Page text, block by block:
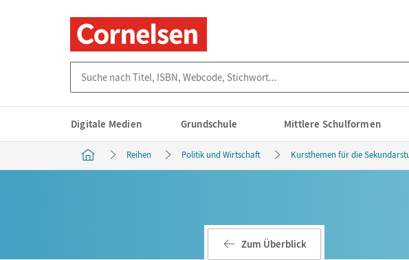
Digitale Medien Grundschule Mittlere Schulformen
Reihen Politik und Wirtschaft Kursthemen für die
Zum Überblick